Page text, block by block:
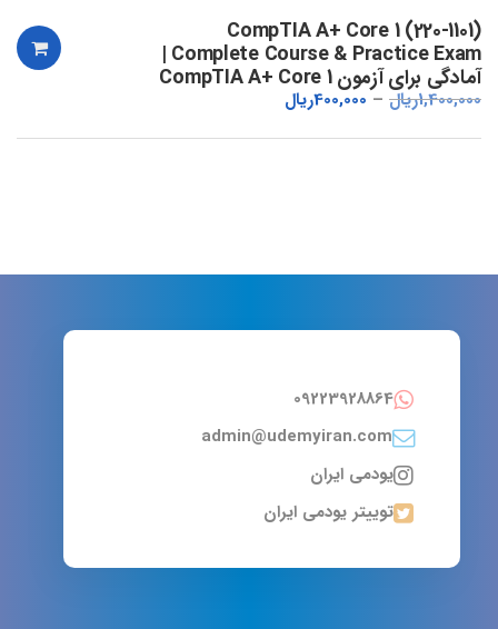
CompTIA A+ Core 1 (220-1101)
Complete Course & Practice Exam |
آمادگی برای آزمون CompTIA A+ Core 1
1,400,000ریال 400,000ریال
09223928864
admin@udemyiran.com
یودمی ایران
توییتر یودمی ایران